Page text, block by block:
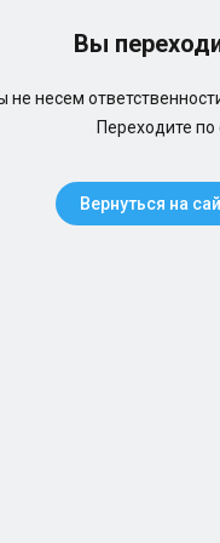
Вы
не несем
Переходите по
Вернуться на